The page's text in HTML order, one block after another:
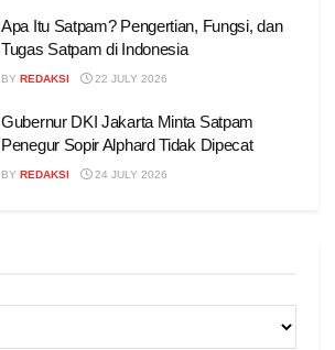
Apa Itu Satpam? Pengertian, Fungsi, dan
Tugas Satpam di Indonesia
BY REDAKSI 22 JULY 2026
Gubernur DKI Jakarta Minta Satpam
Penegur Sopir Alphard Tidak Dipecat
BY REDAKSI 24 JULY 2026